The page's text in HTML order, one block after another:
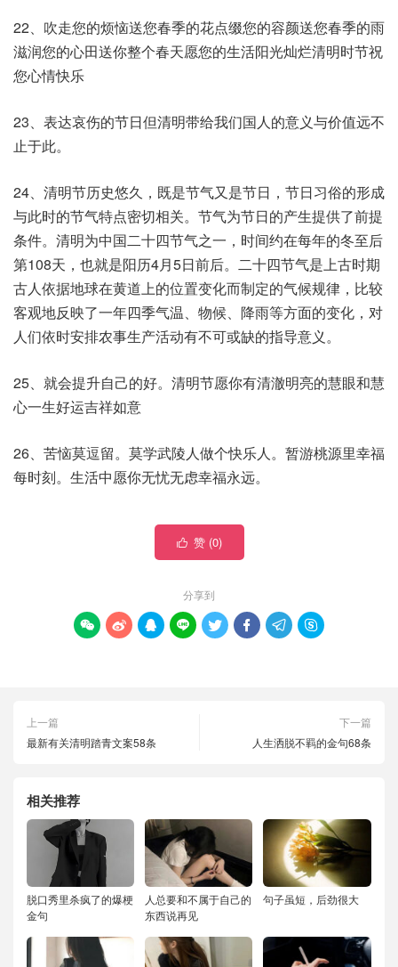
22、吹走您的烦恼送您春季的花点缀您的容颜送您春季的雨
滋润您的心田送你整个春天愿您的生活阳光灿烂清明时节祝
您心情快乐
23、表达哀伤的节日但清明带给我们国人的意义与价值远不
止于此。
24、清明节历史悠久，既是节气又是节日，节日习俗的形成
与此时的节气特点密切相关。节气为节日的产生提供了前提
条件。清明为中国二十四节气之一，时间约在每年的冬至后
第108天，也就是阳历4月5日前后。二十四节气是上古时期
古人依据地球在黄道上的位置变化而制定的气候规律，比较
客观地反映了一年四季气温、物候、降雨等方面的变化，对
人们依时安排农事生产活动有不可或缺的指导意义。
25、就会提升自己的好。清明节愿你有清澈明亮的慧眼和慧
心一生好运吉祥如意
26、苦恼莫逗留。莫学武陵人做个快乐人。暂游桃源里幸福
每时刻。生活中愿你无忧无虑幸福永远。
 赞 (0)
分享到
       
上一篇
最新有关清明踏青文案58条
下一篇
人生洒脱不羁的金句68条
相关推荐
脱口秀里杀疯了的爆梗
金句
人总要和不属于自己的
东西说再见
句子虽短，后劲很大